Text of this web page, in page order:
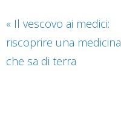
« Il vescovo ai medici:
riscoprire una medicina
che sa di terra